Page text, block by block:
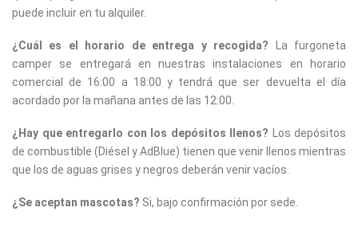
puede incluir en tu alquiler.
¿Cuál es el horario de entrega y recogida? La furgoneta
camper se entregará en nuestras instalaciones en horario
comercial de 16:00 a 18:00 y tendrá que ser devuelta el día
acordado por la mañana antes de las 12:00.
¿Hay que entregarlo con los depósitos llenos? Los depósitos
de combustible (Diésel y AdBlue) tienen que venir llenos mientras
que los de aguas grises y negros deberán venir vacíos.
¿Se aceptan mascotas? Si, bajo confirmación por sede.